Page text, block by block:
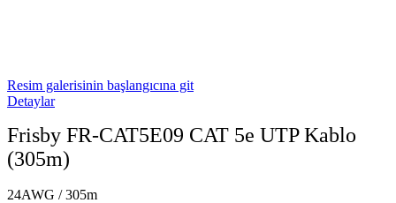
Resim galerisinin başlangıcına git
Detaylar
Frisby FR-CAT5E09 CAT 5e UTP Kablo
(305m)
24AWG / 305m